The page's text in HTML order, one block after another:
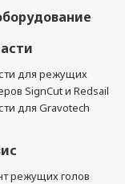
для режущих
SignCut и Redsail
для Gravotech
режущих голов